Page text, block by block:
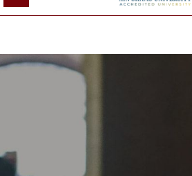
القطاعـات